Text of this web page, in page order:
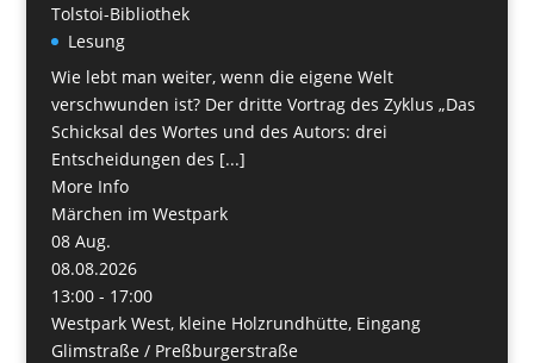
Tolstoi-Bibliothek
Lesung
Wie lebt man weiter, wenn die eigene Welt
verschwunden ist? Der dritte Vortrag des Zyklus „Das
Schicksal des Wortes und des Autors: drei
Entscheidungen des [...]
More Info
Märchen im Westpark
08 Aug.
08.08.2026
13:00 - 17:00
Westpark West, kleine Holzrundhütte, Eingang
Glimstraße / Preßburgerstraße